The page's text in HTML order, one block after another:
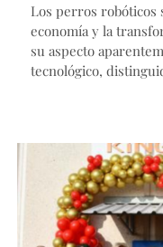
Los perros robóticos
economía y la
su aspecto
tecnológico,